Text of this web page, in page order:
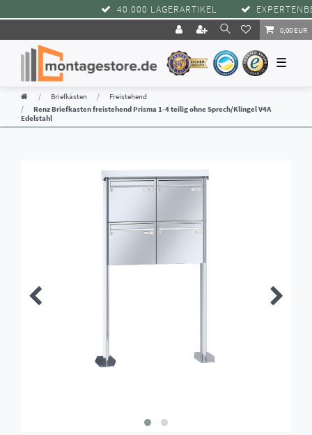
40.000 LAGERARTIKEL
0,00 EUR
☰
Briefkästen
Freistehend
Renz Briefkasten freistehend Prisma 1-4 teilig ohne Sprech/Klingel V4A
Edelstahl